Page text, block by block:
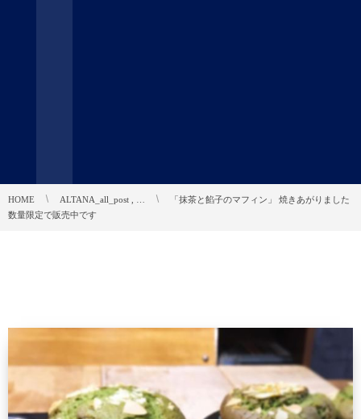
HOME ALTANA_all_post , …
「抹茶と餡子のマフィン」 焼きあがりました
数量限定で販売中です